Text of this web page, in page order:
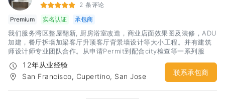
2 条评论
Premium
实名认证 承包商
我们服务湾区整屋翻新, 厨房浴室改造，商业店面效果图及装修，ADU
加建，餐厅拆墙加梁客厅升顶客厅背景墙设计等大小工程。并有建筑
师设计师专业团队合作。从申请Permit到配合city检查等一系列服
务。 我们有着丰富的经验和精工求细的施工团队，相信定会给你一个
建设性的沟通和满意的合作
12年从业经验
San Francisco, Cupertino, San Jose
联系承包商